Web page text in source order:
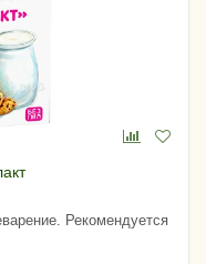
Рекомендуется